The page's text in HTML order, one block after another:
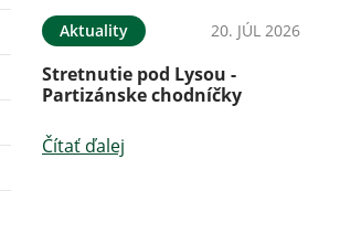
Aktuality 20. JÚL 2026
Stretnutie pod Lysou -
Partizánske chodníčky
Čítať ďalej